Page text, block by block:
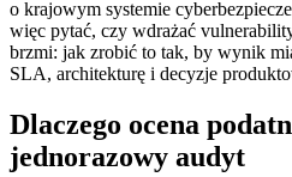
o krajowym systemie
więc pytać, czy wdrażać
brzmi: jak zrobić to tak, by wynik
SLA, architekturę i decyzje
Dlaczego ocena
jednorazowy audyt